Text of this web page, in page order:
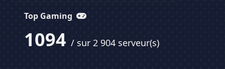
Top Gaming
1094 / sur 2 904 serveur(s)